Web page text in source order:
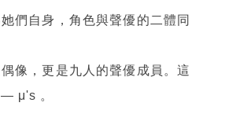
們自身，角色與聲優的二體同
像，更是九人的聲優成員。這
μ's 。